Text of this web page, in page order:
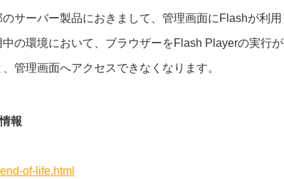
サーバー製品におきまして、管理画面にFlashが利用
の環境において、ブラウザーをFlash Playerの実行が
管理画面へアクセスできなくなります。
報
of-life.html